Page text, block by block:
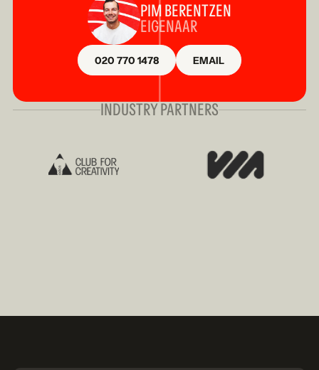
PIM BERENTZEN
EIGENAAR
020 770 1478 EMAIL
INDUSTRY PARTNERS